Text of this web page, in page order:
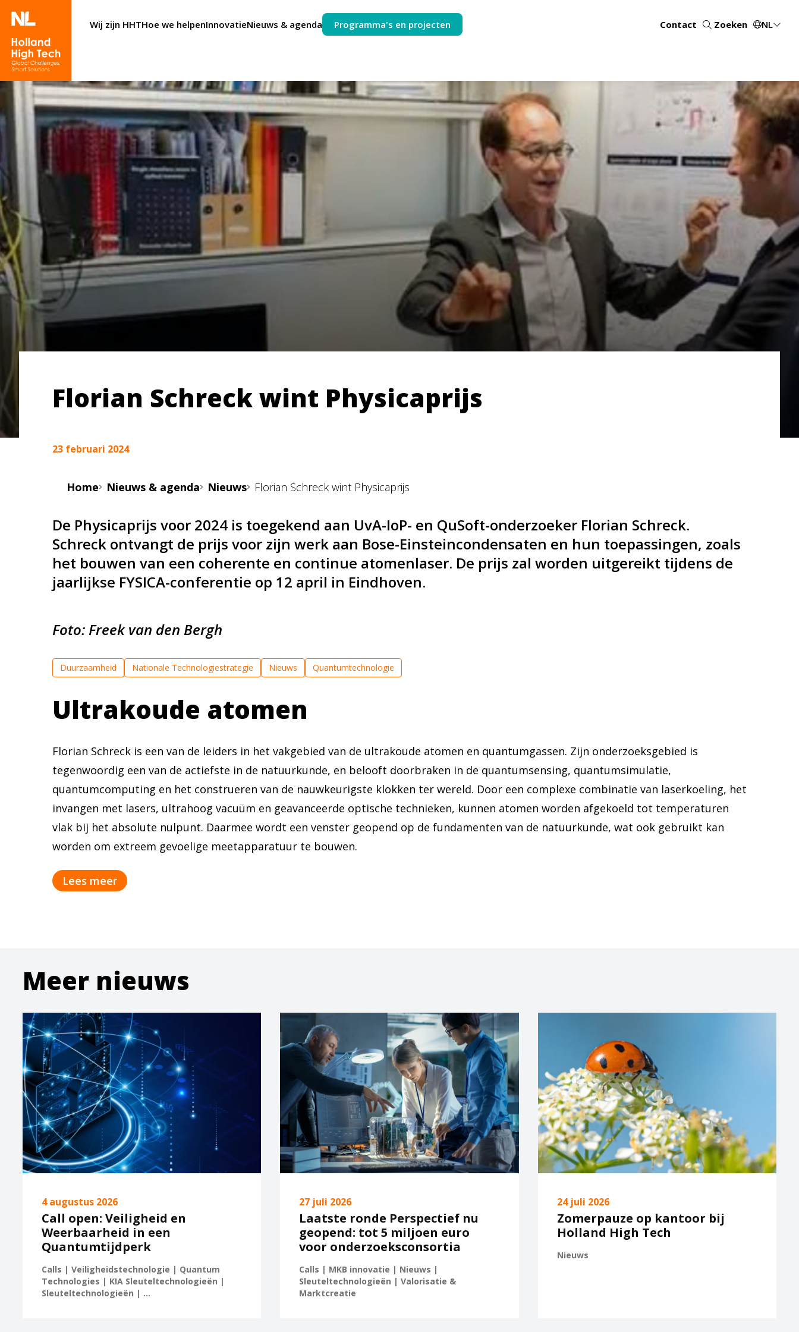
Wij zijn HHTHoe we helpenInnovatieNieuws & agenda Programma's en projecten Contact Zoeken NL
Florian Schreck wint Physicaprijs
23 februari 2024
Home Nieuws & agenda Nieuws Florian Schreck wint Physicaprijs
De Physicaprijs voor 2024 is toegekend aan UvA-IoP- en QuSoft-onderzoeker Florian Schreck.
Schreck ontvangt de prijs voor zijn werk aan Bose-Einsteincondensaten en hun toepassingen, zoals
het bouwen van een coherente en continue atomenlaser. De prijs zal worden uitgereikt tijdens de
jaarlijkse FYSICA-conferentie op 12 april in Eindhoven.
Foto: Freek van den Bergh
Duurzaamheid Nationale Technologiestrategie Nieuws Quantumtechnologie
Ultrakoude atomen
Florian Schreck is een van de leiders in het vakgebied van de ultrakoude atomen en quantumgassen. Zijn onderzoeksgebied is
tegenwoordig een van de actiefste in de natuurkunde, en belooft doorbraken in de quantumsensing, quantumsimulatie,
quantumcomputing en het construeren van de nauwkeurigste klokken ter wereld. Door een complexe combinatie van laserkoeling, het
invangen met lasers, ultrahoog vacuüm en geavanceerde optische technieken, kunnen atomen worden afgekoeld tot temperaturen
vlak bij het absolute nulpunt. Daarmee wordt een venster geopend op de fundamenten van de natuurkunde, wat ook gebruikt kan
worden om extreem gevoelige meetapparatuur te bouwen.
Lees meer
Meer nieuws
4 augustus 2026
Call open: Veiligheid en
Weerbaarheid in een
Quantumtijdperk
Calls | Veiligheidstechnologie | Quantum
Technologies | KIA Sleuteltechnologieën |
Sleuteltechnologieën | ...
27 juli 2026
Laatste ronde Perspectief nu
geopend: tot 5 miljoen euro
voor onderzoeksconsortia
Calls | MKB innovatie | Nieuws |
Sleuteltechnologieën | Valorisatie &
Marktcreatie
24 juli 2026
Zomerpauze op kantoor bij
Holland High Tech
Nieuws